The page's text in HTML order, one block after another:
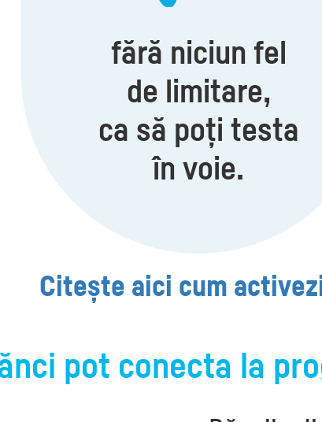
fără niciun fel
de limitare,
ca să poți testa
în voie.
Citește aici cum
pot conecta la